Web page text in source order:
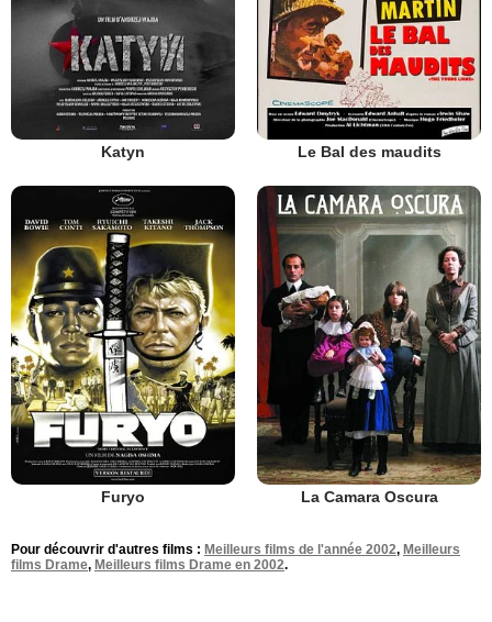
Katyn Le Bal des maudits
Furyo La Camara Oscura
Pour découvrir d'autres films : Meilleurs films de l'année 2002, Meilleurs
films Drame, Meilleurs films Drame en 2002.